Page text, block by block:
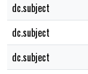
dc.subject
dc.subject
dc.subject